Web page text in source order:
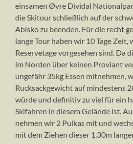
einsamen Øvre Dividal
die Skitour schließlich auf der
Abisko zu beenden. Für die recht
lange Tour haben wir 10 Tage Zeit,
Reservetage vorgesehen sind. Da
im Norden über keinen Proviant
ungefähr 35kg Essen mitnehmen,
Rucksackgewicht auf mindestens
würde und definitiv zu viel für ein
Skifahren in diesem Gelände ist.
nehmen wir 2 Pulkas mit und
mit dem Ziehen dieser 1,30m